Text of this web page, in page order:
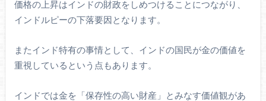
価格の上昇はインドの財政をしめつけることにつながり、
インドルピーの下落要因となります。
またインド特有の事情として、インドの国民が金の価値を
重視しているという点もあります。
インドでは金を「保存性の高い財産」とみなす価値観があ